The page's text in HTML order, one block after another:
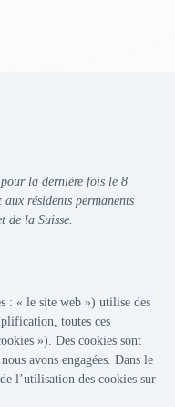
la dernière fois le 8
résidents permanents
de la Suisse.
: « le site web ») utilise des
toutes ces
»). Des cookies sont
avons engagées. Dans le
l’utilisation des cookies sur